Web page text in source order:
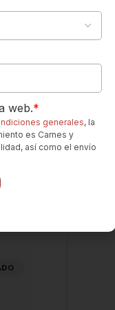
web.*
generales, la
es Carnes y
así como el envío